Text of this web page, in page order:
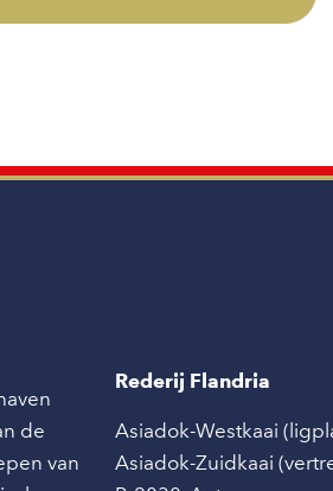
de
van
Rederij Flandria
Asiadok-Westkaai
Asiadok-Zuidkaai